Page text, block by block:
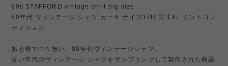
80s STAFFORD vintage shirt big size
80年代 ヴィンテージ シャツ カーキ サイズ17H 実寸XL ミントコン
ディション
ある様で中々無い、80年代ヴィンテージシャツ。
古い年代のヴィンテージ シャツをサンプリングして製作された商品